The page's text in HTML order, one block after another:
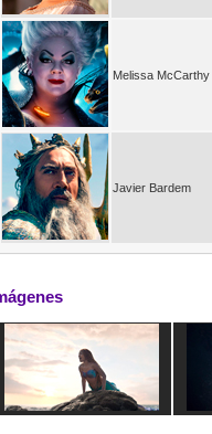
Melissa McCarthy
Javier Bardem